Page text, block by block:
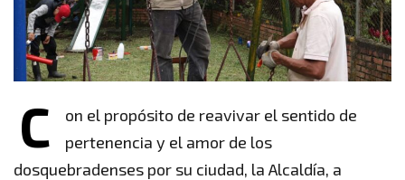
C
on el propósito de reavivar el sentido de
pertenencia y el amor de los
dosquebradenses por su ciudad, la Alcaldía, a